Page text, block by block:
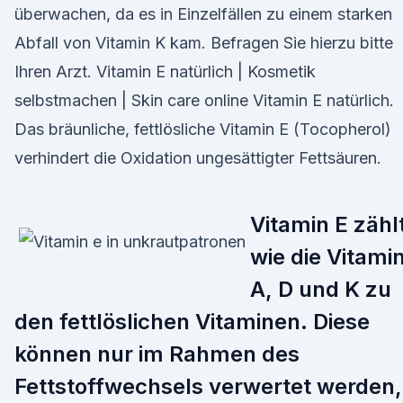
überwachen, da es in Einzelfällen zu einem starken
Abfall von Vitamin K kam. Befragen Sie hierzu bitte
Ihren Arzt. Vitamin E natürlich | Kosmetik
selbstmachen | Skin care online Vitamin E natürlich.
Das bräunliche, fettlösliche Vitamin E (Tocopherol)
verhindert die Oxidation ungesättigter Fettsäuren.
Vitamin E
wie die
A, D und K zu
den fettlöslichen Vitaminen. Diese
können nur im Rahmen des
Fettstoffwechsels verwertet werden,